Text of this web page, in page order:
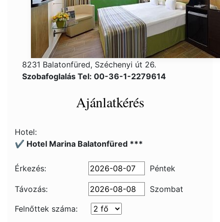
8231 Balatonfüred, Széchenyi út 26.
Szobafoglalás Tel: 00-36-1-2279614
Ajánlatkérés
Hotel:
✔️ Hotel Marina Balatonfüred ***
Érkezés: Péntek
Távozás:
Szombat
Felnőttek száma: